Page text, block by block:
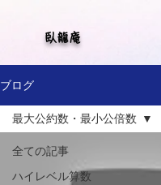
​臥龍庵
ブログ
全ての記事
ハイレベル算数
最大公約数・最小公倍数